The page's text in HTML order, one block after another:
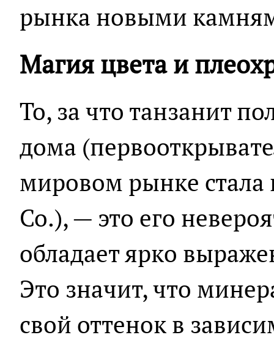
рынка новыми
Магия цвета и
То, за что танзанит
дома
мировом рынке
Co.), — это его
обладает ярко
Это значит, что
свой оттенок в